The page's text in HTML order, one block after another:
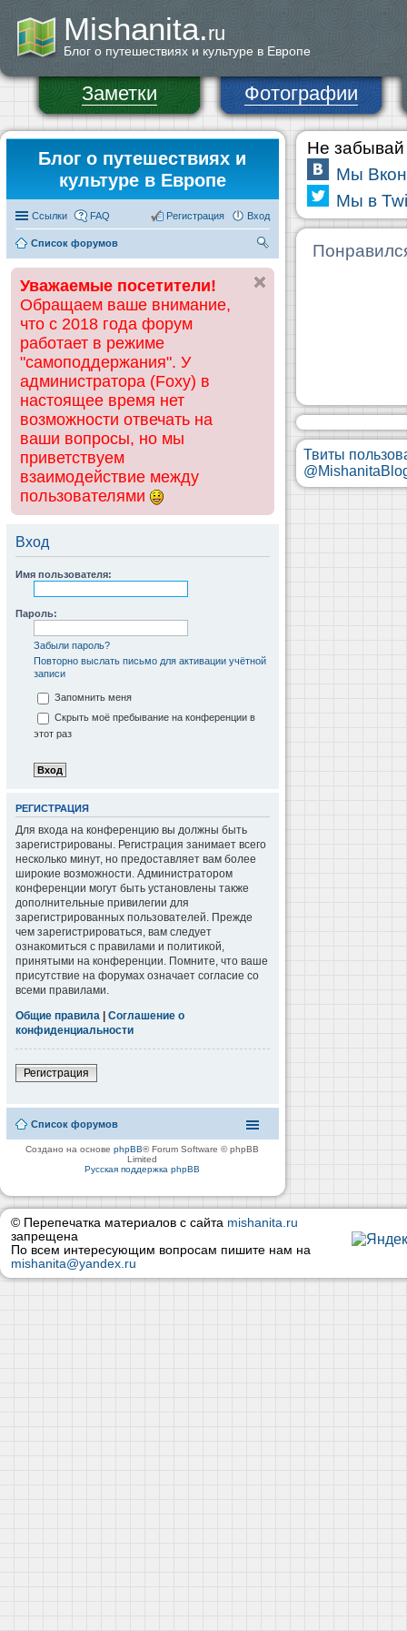
Mishanita.ru
Блог о путешествиях и культуре в Европе
Заметки Фотографии
Блог о путешествиях и
культуре в Европе
Ссылки FAQ Вход
Регистрация
Список форумов
ск
Уважаемые посетители!
Обращаем ваше внимание,
что с 2018 года форум
работает в режиме
"самоподдержания". У
администратора (Foxy) в
настоящее время нет
возможности отвечать на
ваши вопросы, но мы
приветствуем
взаимодействие между
пользователями
Вход
Имя пользователя:
Пароль:
Забыли пароль?
Повторно выслать письмо для активации учётной
записи
Запомнить меня
Скрыть моё пребывание на конференции в
этот раз
РЕГИСТРАЦИЯ
Для входа на конференцию вы должны быть
зарегистрированы. Регистрация занимает всего
несколько минут, но предоставляет вам более
широкие возможности. Администратором
конференции могут быть установлены также
дополнительные привилегии для
зарегистрированных пользователей. Прежде
чем зарегистрироваться, вам следует
ознакомиться с правилами и политикой,
принятыми на конференции. Помните, что ваше
присутствие на форумах означает согласие со
всеми правилами.
Общие правила | Соглашение о
конфиденциальности
Регистрация
Список форумов
Создано на основеphpBB® Forum Software © phpBB
Limited
Русская поддержка phpBB
Не забывай
Мы
Мы в
Твиты
© Перепечатка материалов с сайта mishanita.ru
запрещена
По всем интересующим вопросам пишите нам на
mishanita@yandex.ru